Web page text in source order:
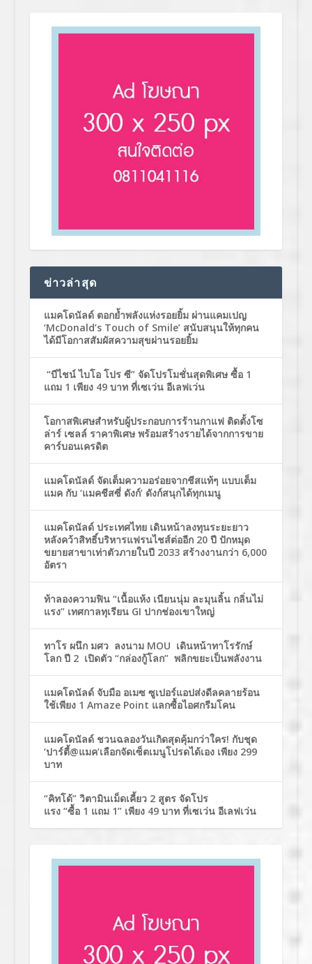
ข่าวล่าสุด
แมคโดนัลด์ ตอกย้ำพลังแห่งรอยยิ้ม ผ่านแคมเปญ
‘McDonald’s Touch of Smile’ สนับสนุนให้ทุกคน
ได้มีโอกาสสัมผัสความสุขผ่านรอยยิ้ม
“บีไชน์ ไบโอ โปร ซี” จัดโปรโมชั่นสุดพิเศษ ซื้อ 1
แถม 1 เพียง 49 บาท ที่เซเว่น อีเลฟเว่น
โอกาสพิเศษสำหรับผู้ประกอบการร้านกาแฟ ติดตั้งโซ
ล่าร์ เซลล์ ราคาพิเศษ พร้อมสร้างรายได้จากการขาย
คาร์บอนเครดิต
แมคโดนัลด์ จัดเต็มความอร่อยจากชีสแท้ๆ แบบเต็ม
แมค กับ ‘แมคชีสซี่ ดังก์’ ดังก์สนุกได้ทุกเมนู
แมคโดนัลด์ ประเทศไทย เดินหน้าลงทุนระยะยาว
หลังคว้าสิทธิ์บริหารแฟรนไชส์ต่ออีก 20 ปี ปักหมุด
ขยายสาขาเท่าตัวภายในปี 2033 สร้างงานกว่า 6,000
อัตรา
ท้าลองความฟิน “เนื้อแห้ง เนียนนุ่ม ละมุนลิ้น กลิ่นไม่
แรง” เทศกาลทุเรียน GI ปากช่องเขาใหญ่
ทาโร ผนึก มศว ลงนาม MOU เดินหน้าทาโรรักษ์
โลก ปี 2 เปิดตัว “กล่องกู้โลก” พลิกขยะเป็นพลังงาน
แมคโดนัลด์ จับมือ อเมซ ซูเปอร์แอปส่งดีลคลายร้อน
ใช้เพียง 1 Amaze Point แลกซื้อไอศกรีมโคน
แมคโดนัลด์ ชวนฉลองวันเกิดสุดคุ้มกว่าใคร! กับชุด
‘ปาร์ตี้@แมค’เลือกจัดเซ็ตเมนูโปรดได้เอง เพียง 299
บาท
“คิทโด้” วิตามินเม็ดเคี้ยว 2 สูตร จัดโปร
แรง “ซื้อ 1 แถม 1” เพียง 49 บาท ที่เซเว่น อีเลฟเว่น